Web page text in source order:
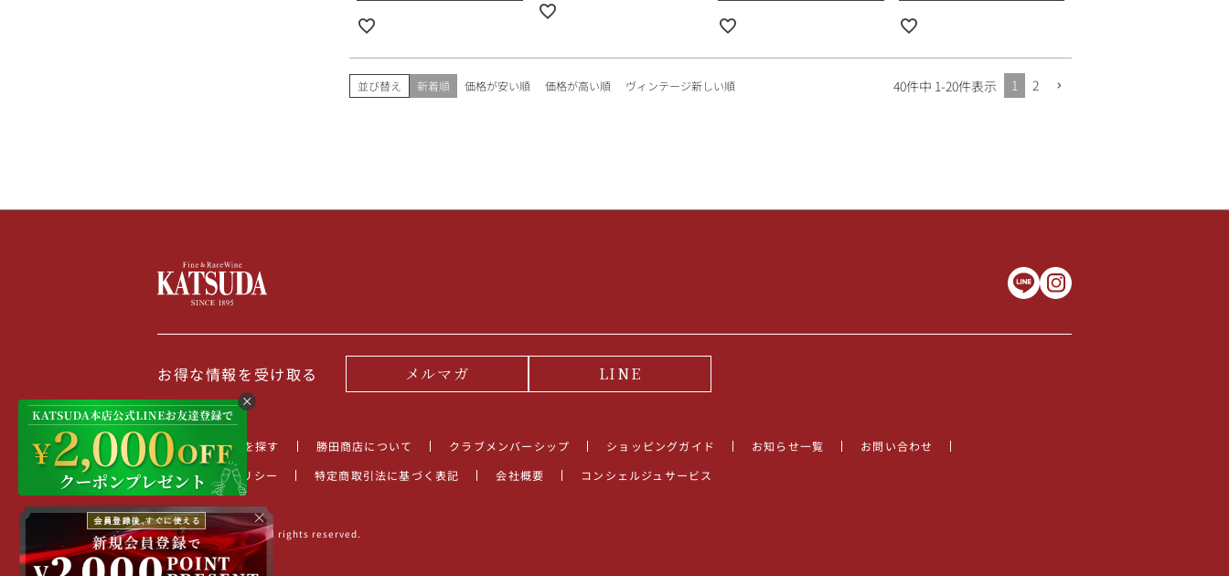
並び替え 新着順 価格が安い順 価格が高い順 ヴィンテージ新しい順 40件中 1-20件表示 1 2
×
お得な情報を受け取る メルマガ LINE
TOP 商品を探す 勝田商店について クラブメンバーシップ ショッピングガイド お知らせ一覧
お問い合わせ
プライバシーポリシー
特定商取引法に基づく表記 会社概要 コンシェルジュサービス
©2022 KATSUDA.inc All rights reserved.